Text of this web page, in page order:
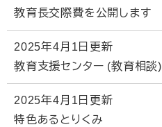
教育長交際費を公開します
2025年4月1日更新
教育支援センター (教育相談)
2025年4月1日更新
特色あるとりくみ